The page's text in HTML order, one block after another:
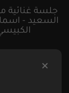
جلسة غنائية
السعيد -